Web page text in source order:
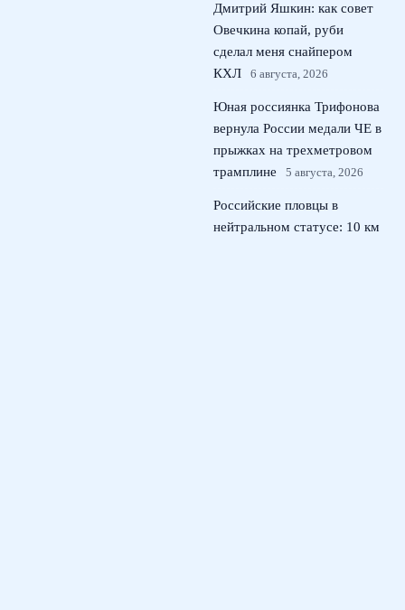
Дмитрий Яшкин: как совет
Овечкина копай, руби
сделал меня снайпером
КХЛ
6 августа, 2026
Юная россиянка Трифонова
вернула России медали ЧЕ в
прыжках на трехметровом
трамплине
5 августа, 2026
Российские пловцы в
нейтральном статусе: 10 км